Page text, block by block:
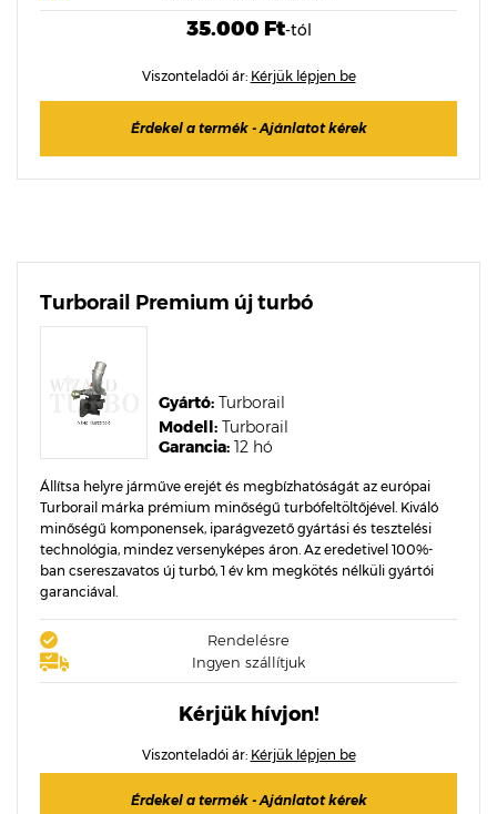
35.000 Ft-tól
Viszonteladói ár: Kérjük lépjen be
Érdekel a termék - Ajánlatot kérek
Turborail Premium új turbó
Garancia: 12 hó
Modell: Turborail
Gyártó: Turborail
Állítsa helyre járműve erejét és megbízhatóságát az európai
Turborail márka prémium minőségű turbófeltöltőjével. Kiváló
minőségű komponensek, iparágvezető gyártási és tesztelési
technológia, mindez versenyképes áron. Az eredetivel 100%-
ban csereszavatos új turbó, 1 év km megkötés nélküli gyártói
garanciával.
Rendelésre
Ingyen szállítjuk
Kérjük hívjon!
Viszonteladói ár: Kérjük lépjen be
Érdekel a termék - Ajánlatot kérek